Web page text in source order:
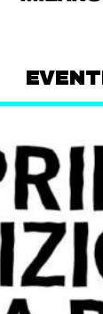
EVENTI